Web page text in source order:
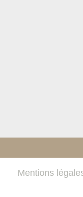
Mentions